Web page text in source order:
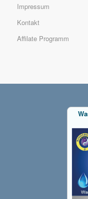
Impressum
Kontakt
Affilate Programm